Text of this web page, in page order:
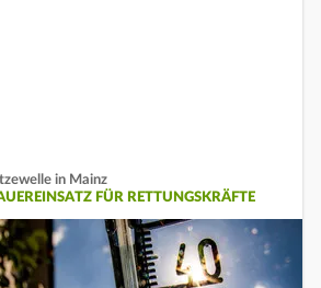
in Mainz
FÜR RETTUNGSKRÄFTE